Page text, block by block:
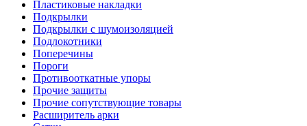
Пластиковые накладки
Подкрылки
Подкрылки с шумоизоляцией
Подлокотники
Поперечины
Пороги
Противооткатные упоры
Прочие защиты
Прочие сопутствующие товары
Расширитель арки